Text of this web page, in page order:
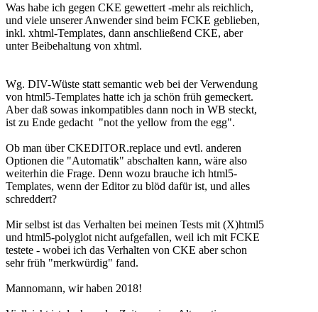
Was habe ich gegen CKE gewettert -mehr als reichlich,
und viele unserer Anwender sind beim FCKE geblieben,
inkl. xhtml-Templates, dann anschließend CKE, aber
unter Beibehaltung von xhtml.
Wg. DIV-Wüste statt semantic web bei der Verwendung
von html5-Templates hatte ich ja schön früh gemeckert.
Aber daß sowas inkompatibles dann noch in WB steckt,
ist zu Ende gedacht "not the yellow from the egg".
Ob man über CKEDITOR.replace und evtl. anderen
Optionen die "Automatik" abschalten kann, wäre also
weiterhin die Frage. Denn wozu brauche ich html5-
Templates, wenn der Editor zu blöd dafür ist, und alles
schreddert?
Mir selbst ist das Verhalten bei meinen Tests mit (X)html5
und html5-polyglot nicht aufgefallen, weil ich mit FCKE
testete - wobei ich das Verhalten von CKE aber schon
sehr früh "merkwürdig" fand.
Mannomann, wir haben 2018!